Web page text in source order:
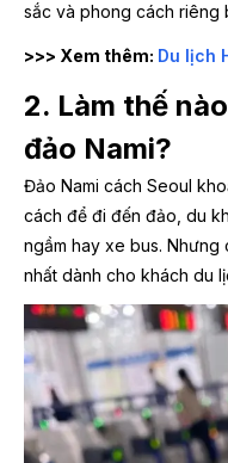
sắc và phong cách riêng
>>> Xem thêm: Du lịch
2. Làm thế
đảo Nami?
Đảo Nami cách Seoul
cách để đi đến đảo, du
ngầm hay xe bus. Nhưng
nhất dành cho khách du